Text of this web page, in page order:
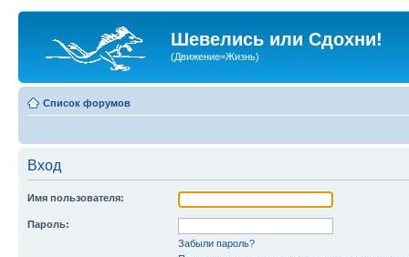
Шевелись или Сдохни!
(Движение=Жизнь)
Список форумов
Вход
Имя пользователя:
Пароль:
Забыли пароль?